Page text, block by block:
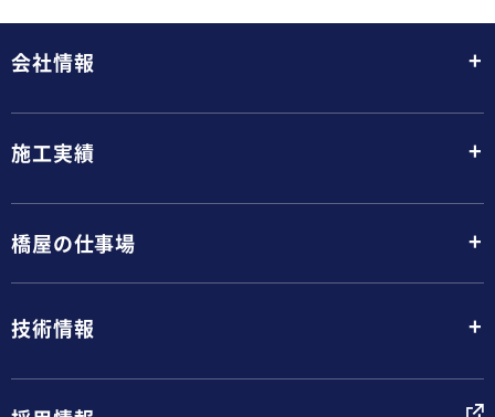
会社情報 +
施工実績 +
橋屋の仕事場 +
技術情報 +